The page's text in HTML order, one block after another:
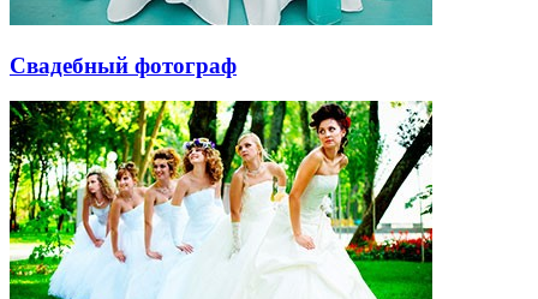
Свадебный фотограф